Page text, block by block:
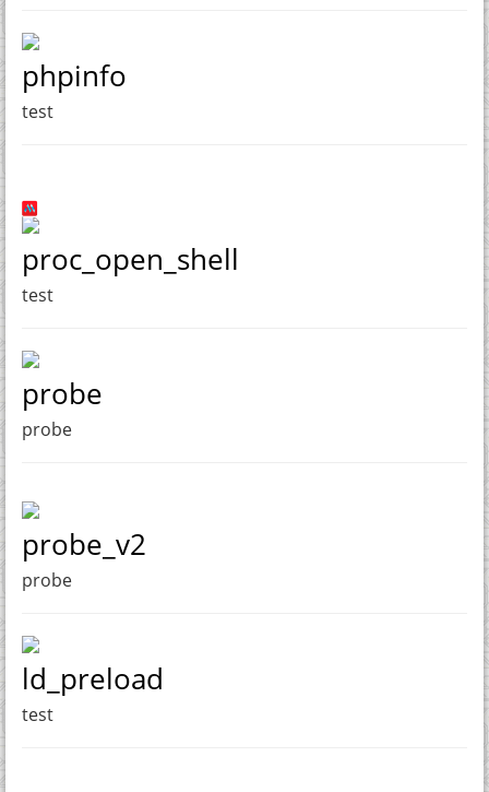
phpinfo
test
proc_open_shell
test
probe
probe
probe_v2
probe
ld_preload
test